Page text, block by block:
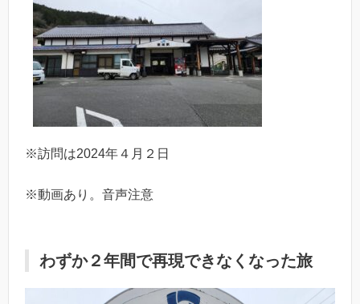
※訪問は2024年４月２日
※動画あり。音声注意
わずか２年間で再現できなくなった旅